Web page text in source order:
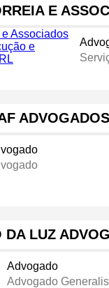
E
ADVOGADOS
DA LUZ
Advogado
Advogado